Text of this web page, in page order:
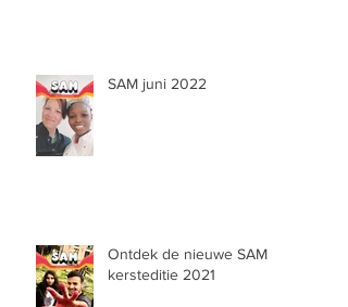
SAM juni 2022
Ontdek de nieuwe SAM
kersteditie 2021